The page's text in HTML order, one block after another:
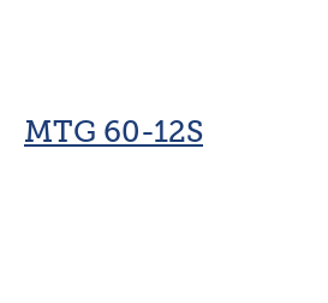
MTG 60-12S